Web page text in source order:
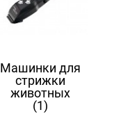
Машинки для
стрижки
животных
(1)